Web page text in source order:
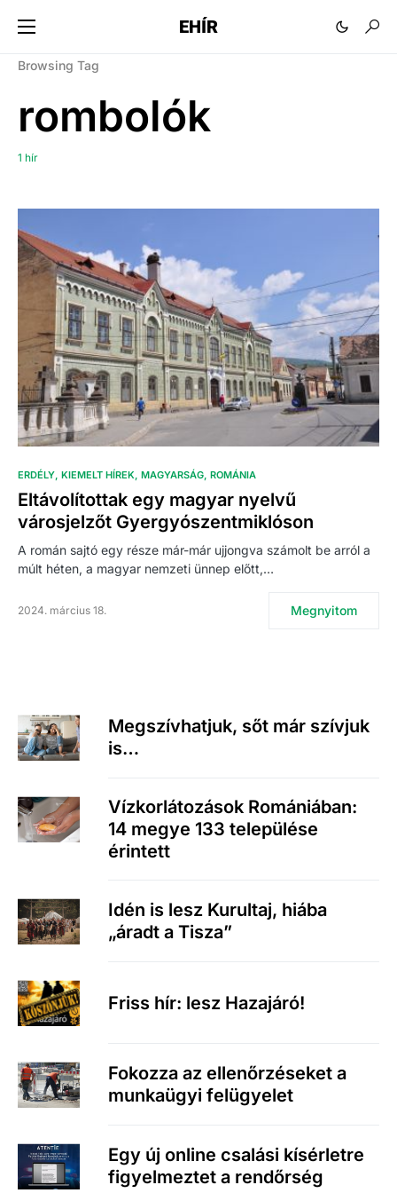
EHÍR
Browsing Tag
rombolók
1 hír
ERDÉLY KIEMELT HÍREK MAGYARSÁG ROMÁNIA
Eltávolítottak egy magyar nyelvű
városjelzőt Gyergyószentmiklóson
A román sajtó egy része már-már ujjongva számolt be arról a
múlt héten, a magyar nemzeti ünnep előtt,…
2024. március 18. Megnyitom
Megszívhatjuk, sőt már szívjuk
is…
Vízkorlátozások Romániában:
14 megye 133 települése
érintett
Idén is lesz Kurultaj, hiába
„áradt a Tisza”
Friss hír: lesz Hazajáró!
Fokozza az ellenőrzéseket a
munkaügyi felügyelet
Egy új online csalási kísérletre
figyelmeztet a rendőrség